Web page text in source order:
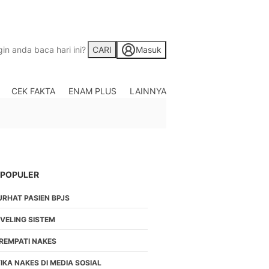
CARI Masuk
CEK FAKTA ENAM PLUS
LAINNYA
PASIEN BPJS
SISTEM
NAKES
NAKES DI MEDIA SOSIAL